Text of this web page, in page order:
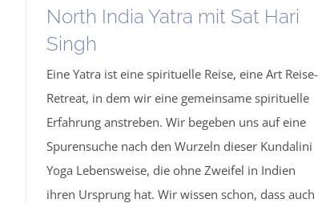
North India Yatra mit Sat Hari
Singh
Eine Yatra ist eine spirituelle Reise, eine Art Reise-
Retreat, in dem wir eine gemeinsame spirituelle
Erfahrung anstreben. Wir begeben uns auf eine
Spurensuche nach den Wurzeln dieser Kundalini
Yoga Lebensweise, die ohne Zweifel in Indien
ihren Ursprung hat. Wir wissen schon, dass auch